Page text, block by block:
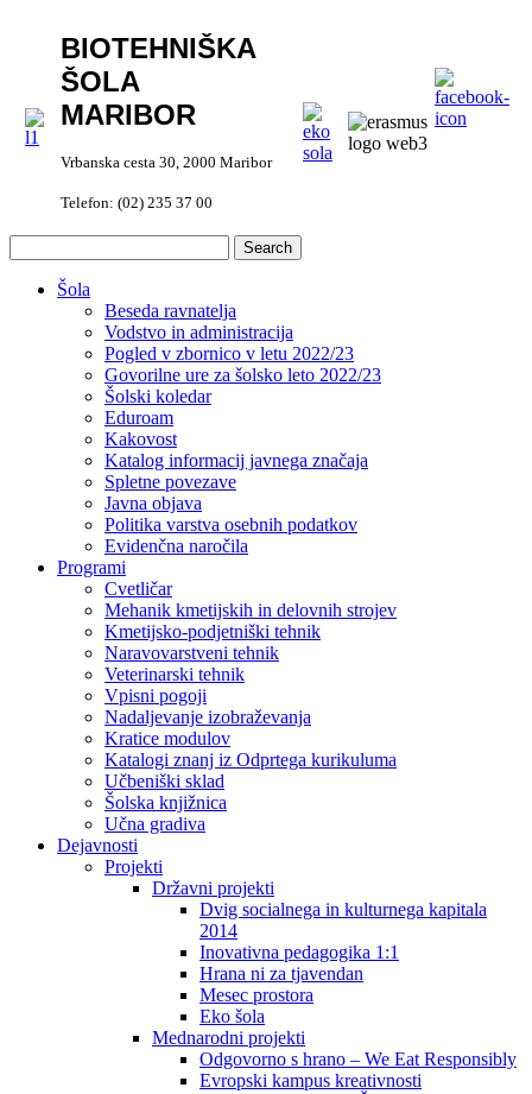
BIOTEHNIŠKA
ŠOLA
MARIBOR
Vrbanska cesta 30, 2000 Maribor
Telefon: (02) 235 37 00
Šola
Beseda ravnatelja
Vodstvo in administracija
Pogled v zbornico v letu 2022/23
Govorilne ure za šolsko leto 2022/23
Šolski koledar
Eduroam
Kakovost
Katalog informacij javnega značaja
Spletne povezave
Javna objava
Politika varstva osebnih podatkov
Evidenčna naročila
Programi
Cvetličar
Mehanik kmetijskih in delovnih strojev
Kmetijsko-podjetniški tehnik
Naravovarstveni tehnik
Veterinarski tehnik
Vpisni pogoji
Nadaljevanje izobraževanja
Kratice modulov
Katalogi znanj iz Odprtega kurikuluma
Učbeniški sklad
Šolska knjižnica
Učna gradiva
Dejavnosti
Projekti
Državni projekti
Dvig socialnega in kulturnega kapitala
2014
Inovativna pedagogika 1:1
Hrana ni za tjavendan
Mesec prostora
Eko šola
Mednarodni projekti
Odgovorno s hrano – We Eat Responsibly
Evropski kampus kreativnosti